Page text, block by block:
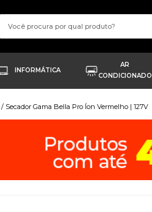
INFORMÁTICA
AR
CONDICIONADO
Secador Gama Bella Pro Íon Vermelho | 127V